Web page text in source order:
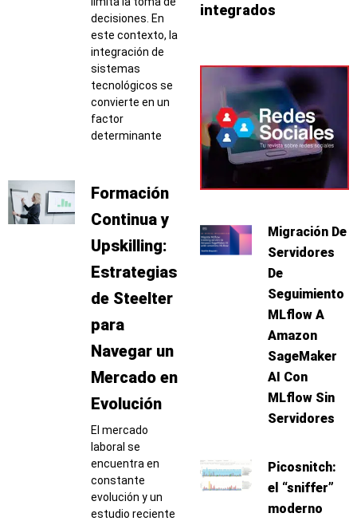
decisiones. En
este contexto, la
integración de
sistemas
tecnológicos se
convierte en un
factor
determinante
Formación
Continua y
Upskilling:
Estrategias
de Steelter
para
Navegar un
Mercado en
Evolución
El mercado
laboral se
encuentra en
constante
evolución y un
estudio reciente
integrados
Migración De
Servidores
De
Seguimiento
MLflow A
Amazon
SageMaker
AI Con
MLflow Sin
Servidores
Picosnitch:
el “sniffer”
moderno